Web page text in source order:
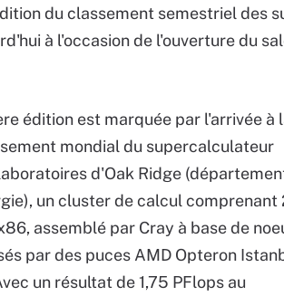
du classement semestriel des
à l'occasion de l'ouverture du
édition est marquée par l'arrivée à
mondial du supercalculateur
d'Oak Ridge
un cluster de calcul comprenant
assemblé par Cray à base de
par des puces AMD Opteron
un résultat de 1,75 PFlops au